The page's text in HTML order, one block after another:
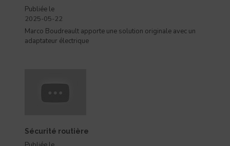
Publiée le
2025-05-22
Marco Boudreault apporte une solution originale avec un
adaptateur électrique
Sécurité routière